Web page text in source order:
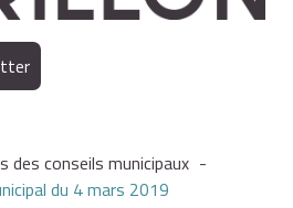
des conseils municipaux -
du 4 mars 2019